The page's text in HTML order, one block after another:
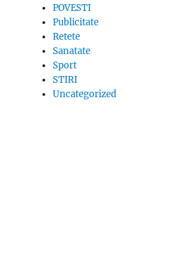
POVESTI
Publicitate
Retete
Sanatate
Sport
STIRI
Uncategorized